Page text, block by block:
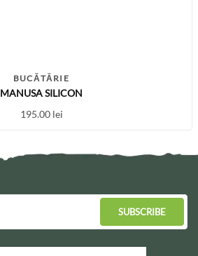
BUCĂTĂRIE
MANUSA SILICON
195.00 lei
SUBSCRIBE